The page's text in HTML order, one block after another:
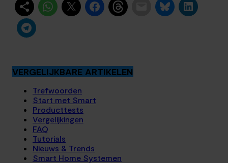
VERGELIJKBARE ARTIKELEN
Trefwoorden
Start met Smart
Producttests
Vergelijkingen
FAQ
Tutorials
Nieuws & Trends
Smart Home Systemen